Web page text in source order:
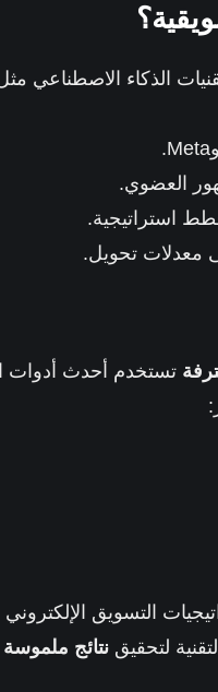
العضوي.
استراتيجية.
معدلات تحويل.
التسويق
لتحقيق نتائج ملموسة